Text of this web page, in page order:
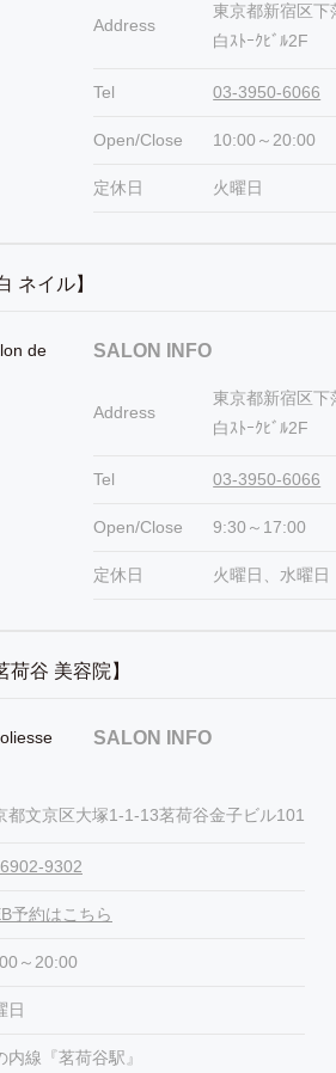
Address
東京都新宿区下
白ｽﾄｰｸﾋﾞﾙ2F
Tel 03-3950-6066
Open/Close 10:00～20:00
定休日 火曜日
ネイル】
SALON INFO
Address
東京都新宿区下
白ｽﾄｰｸﾋﾞﾙ2F
Tel 03-3950-6066
Open/Close 9:30～17:00
定休日 火曜日、水曜日
谷 美容院】
SALON INFO
都文京区大塚1-1-13茗荷谷金子ビル101
9302
予約はこちら
～20:00
日
内線『茗荷谷駅』